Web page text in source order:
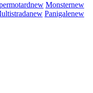
new Monsternew
new Panigalenew